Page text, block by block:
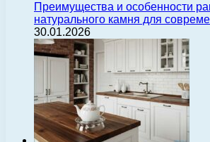
Преимущества и особенности
натурального камня для
30.01.2026